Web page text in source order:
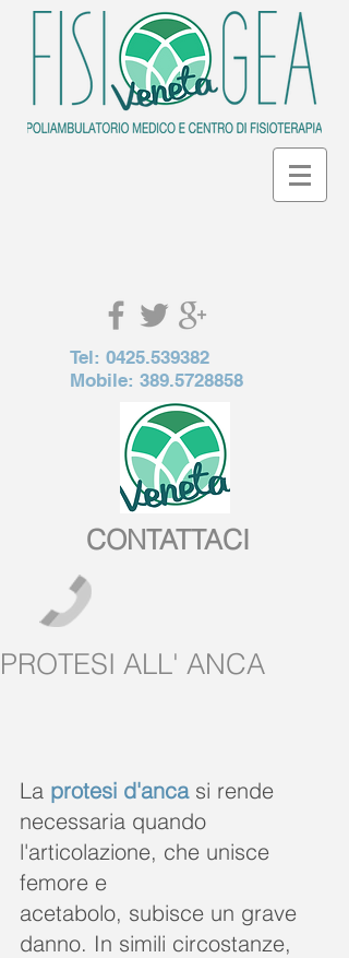
Tel: 0425.539382
Mobile: 389.5728858
CONTATTACI
PROTESI ALL' ANCA
​La protesi d'anca si rende
necessaria quando
l'articolazione, che unisce
femore e
acetabolo, subisce un grave
danno. In simili circostanze,